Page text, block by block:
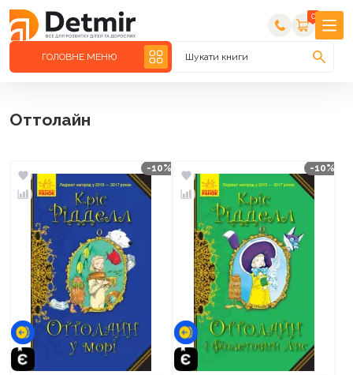
0
ГОЛОВНЕ МЕНЮ Шукати книги
Оттолайн
-10% -10%